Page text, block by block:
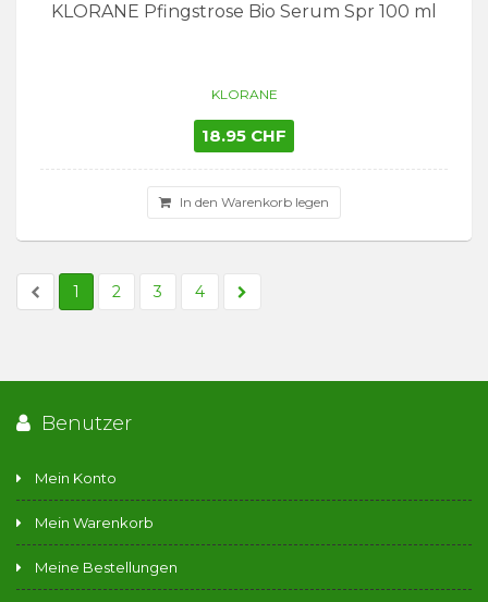
KLORANE Pfingstrose Bio Serum Spr 100 ml
KLORANE
18.95 CHF
In den Warenkorb legen
1 2 3 4
Benutzer
Mein Konto
Mein Warenkorb
Meine Bestellungen